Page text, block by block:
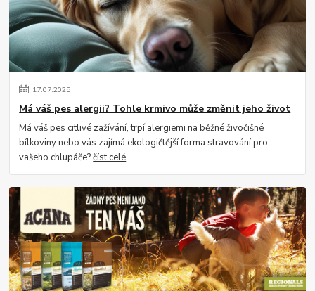
17.07.2025
Má váš pes alergii? Tohle krmivo může změnit jeho život
Má váš pes citlivé zažívání, trpí alergiemi na běžné živočišné
bílkoviny nebo vás zajímá ekologičtější forma stravování pro
vašeho chlupáče?číst celé